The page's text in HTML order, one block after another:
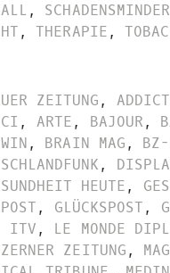
,
, THERAPIE,
ZEITUNG,
, ARTE, BAJOUR,
, BRAIN MAG, BZ-
,
HEUTE,
, GLÜCKSPOST,
ITV, LE MONDE
ZEITUNG,